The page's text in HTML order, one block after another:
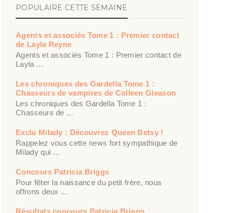
POPULAIRE CETTE SEMAINE
Agents et associés Tome 1 : Premier contact
de Layla Reyne
Agents et associés Tome 1 : Premier contact de
Layla ...
Les chroniques des Gardella Tome 1 :
Chasseurs de vampires de Colleen Gleason
Les chroniques des Gardella Tome 1 :
Chasseurs de ...
Exclu Milady : Découvrez Queen Betsy !
Rappelez vous cette news fort sympathique de
Milady qui ...
Concours Patricia Briggs
Pour fêter la naissance du petit frère, nous
offrons deux ...
Résultats concours Patricia Briggs